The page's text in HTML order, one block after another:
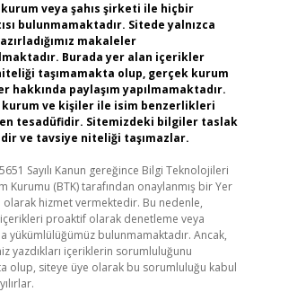
veya şahıs şirketi ile hiçbir
bulunmamaktadır. Sitede yalnızca
makaleler
Burada yer alan içerikler
taşımamakta olup, gerçek kurum
hakkında paylaşım yapılmamaktadır.
kurum ve kişiler ile isim benzerlikleri
tesadüfidir. Sitemizdeki bilgiler taslak
ve tavsiye niteliği taşımazlar.
Sayılı Kanun gereğince Bilgi Teknolojileri
Kurumu (BTK) tarafından onaylanmış bir Yer
olarak hizmet vermektedir. Bu nedenle,
proaktif olarak denetleme veya
yükümlülüğümüz bulunmamaktadır. Ancak,
yazdıkları içeriklerin sorumluluğunu
olup, siteye üye olarak bu sorumluluğu kabul